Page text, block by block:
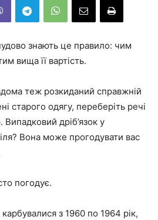
знають це правило: чим
вища її вартість.
теж розкиданий справжній
старого одягу, переберіть речі
дріб’язок у
Вона може прогодувати вас
погодує.
з 1960 по 1964 рік,